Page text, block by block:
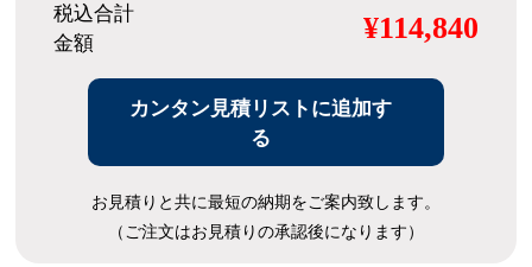
税込合計
金額
¥114,840
カンタン見積リストに追加す
る
お見積りと共に最短の納期をご案内致します。
（ご注文はお見積りの承認後になります）